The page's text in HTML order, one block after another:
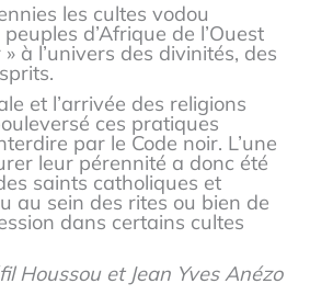
les cultes vodou
d’Afrique de l’Ouest
à l’univers des divinités, des
et l’arrivée des religions
ces pratiques
par le Code noir. L’une
leur pérennité a donc été
saints catholiques et
au sein des rites ou bien de
dans certains cultes
Houssou et Jean Yves Anézo